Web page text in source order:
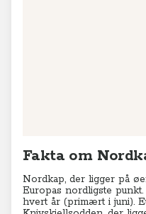
Fakta om
Nordkap, der ligger på
Europas nordligste
hvert år (primært i juni).